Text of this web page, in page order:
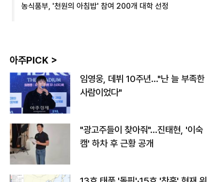
농식품부, '천원의 아침밥' 참여 200개 대학 선정
아주PICK >
임영웅, 데뷔 10주년…"난 늘 부족한
사람이었다"
"광고주들이 찾아줘"…진태현, '이숙
캠' 하차 후 근황 공개